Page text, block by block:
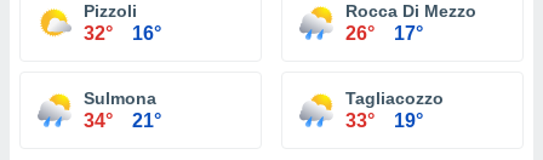
Pizzoli
32° 16°
Rocca Di Mezzo
26° 17°
Sulmona
34° 21°
Tagliacozzo
33° 19°